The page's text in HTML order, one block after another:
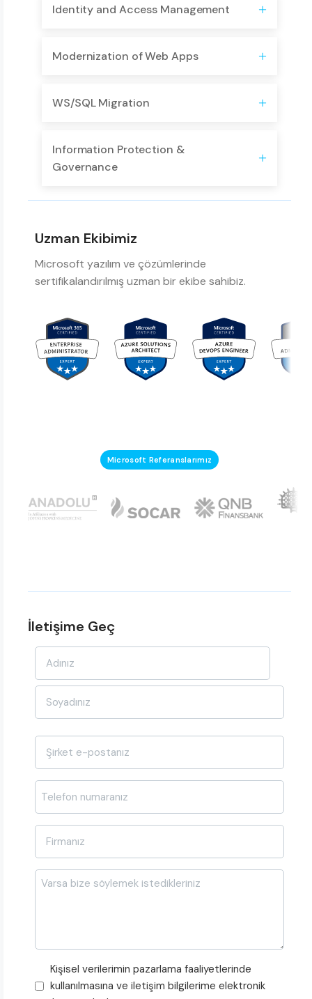
Identity and Access Management
Modernization of Web Apps
WS/SQL Migration
Information Protection &
Governance
Uzman Ekibimiz
Microsoft yazılım ve çözümlerinde
sertifikalandırılmış uzman bir ekibe sahibiz.
Microsoft Referanslarımız
İletişime Geç
Ad-
Soyad
*
posta
*
*
Mesajı
Pazarlama
Faaliyetleri
Kişisel verilerimin pazarlama faaliyetlerinde
kullanılmasına ve iletişim bilgilerime elektronik